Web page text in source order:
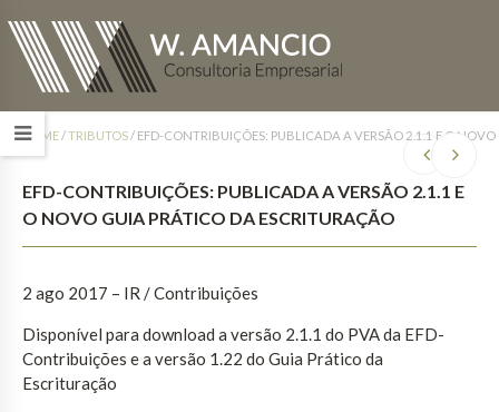
HOME/TRIBUTOS/ EFD-CONTRIBUIÇÕES: PUBLICADA A VERSÃO 2.1.1 E O
EFD-CONTRIBUIÇÕES: PUBLICADA A VERSÃO 2.1.1 E
O NOVO GUIA PRÁTICO DA ESCRITURAÇÃO
2 ago 2017 – IR / Contribuições
Disponível para download a versão 2.1.1 do PVA da EFD-
Contribuições e a versão 1.22 do Guia Prático da
Escrituração